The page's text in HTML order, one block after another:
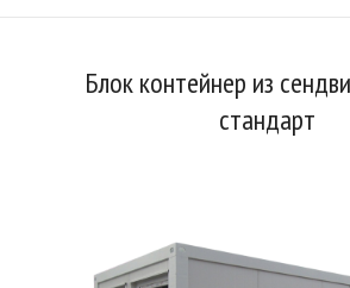
Блок контейнер из
стандарт